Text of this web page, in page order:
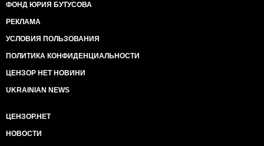
ФОНД ЮРИЯ БУТУСОВА
РЕКЛАМА
УСЛОВИЯ ПОЛЬЗОВАНИЯ
ПОЛИТИКА КОНФИДЕНЦИАЛЬНОСТИ
ЦЕНЗОР НЕТ НОВИНИ
UKRAINIAN NEWS
ЦЕНЗОР.НЕТ
НОВОСТИ